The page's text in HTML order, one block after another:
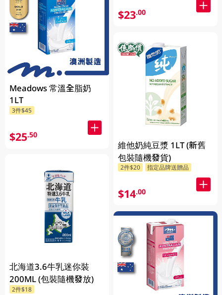
Meadows 常溫全脂奶
1LT
3件$45
$25.50
北海道3.6牛乳迷你裝
200ML (包裝隨機發放)
2件$18
$23.00
維他奶純豆漿 1LT (新舊
包裝隨機發貨)
2件$20 指定品牌送贈品
$14.00